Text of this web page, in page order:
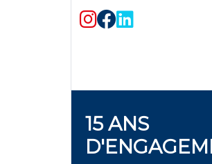
15 ANS